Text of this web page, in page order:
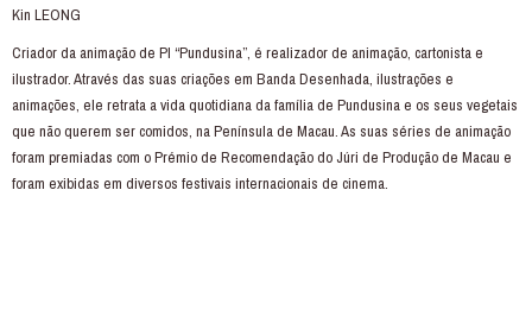
Kin LEONG
Criador da animação de PI “Pundusina”, é realizador de animação, cartonista e
ilustrador. Através das suas criações em Banda Desenhada, ilustrações e
animações, ele retrata a vida quotidiana da família de Pundusina e os seus vegetais
que não querem ser comidos, na Península de Macau. As suas séries de animação
foram premiadas com o Prémio de Recomendação do Júri de Produção de Macau e
foram exibidas em diversos festivais internacionais de cinema.